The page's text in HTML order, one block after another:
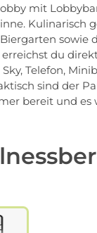
mit
Kulinarisch
sowie
du
Telefon,
sind der
bereit und es